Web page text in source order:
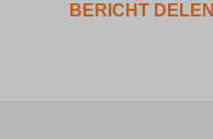
BERICHT DELEN